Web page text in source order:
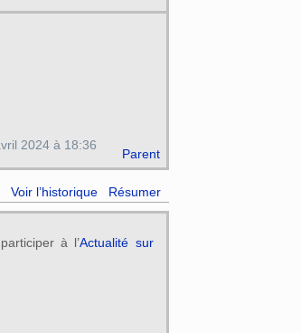
Parent
2024 à 18:36
Voir l’historique Résumer
à l’Actualité sur